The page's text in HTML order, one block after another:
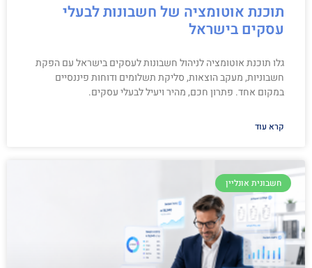
תוכנת אוטומציה של חשבונות לבעלי
עסקים בישראל
גלו תוכנת אוטומציה לניהול חשבונות לעסקים בישראל עם הפקת
חשבוניות, מעקב הוצאות, סליקת תשלומים ודוחות פיננסיים
במקום אחד. פתרון חכם, מהיר ויעיל לבעלי עסקים.
קרא עוד
חשבונית אונליין